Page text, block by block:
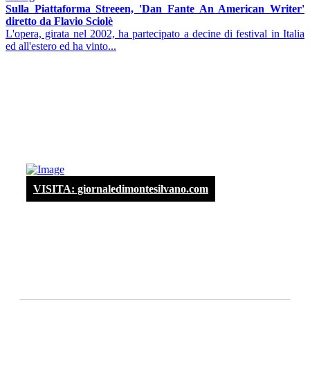
Sulla Piattaforma Streeen, 'Dan Fante An American Writer'
diretto da Flavio Sciolè
L'opera, girata nel 2002, ha partecipato a decine di festival in Italia
ed all'estero ed ha vinto...
VISITA: giornaledimontesilvano.com